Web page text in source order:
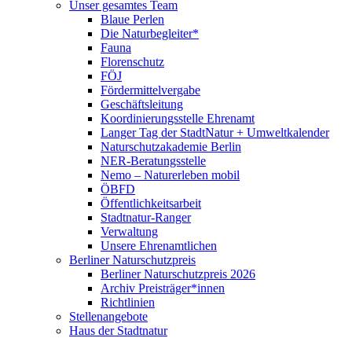
Unser gesamtes Team
Blaue Perlen
Die Naturbegleiter*
Fauna
Florenschutz
FÖJ
Fördermittelvergabe
Geschäftsleitung
Koordinierungsstelle Ehrenamt
Langer Tag der StadtNatur + Umweltkalender
Naturschutzakademie Berlin
NER-Beratungsstelle
Nemo – Naturerleben mobil
ÖBFD
Öffentlichkeitsarbeit
Stadtnatur-Ranger
Verwaltung
Unsere Ehrenamtlichen
Berliner Naturschutzpreis
Berliner Naturschutzpreis 2026
Archiv Preisträger*innen
Richtlinien
Stellenangebote
Haus der Stadtnatur